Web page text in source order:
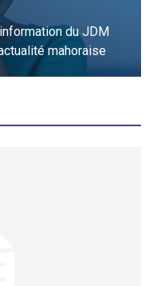
du JDM
mahoraise